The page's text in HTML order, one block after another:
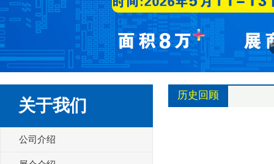
关于我们
公司介绍
历史回顾